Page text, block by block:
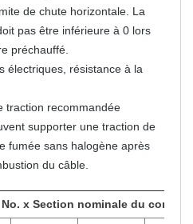
de chute horizontale. La
pas être inférieure à 0 lors
préchauffé.
électriques, résistance à la
traction recommandée
supporter une traction de
fumée sans halogène après
du câble.
nominale du